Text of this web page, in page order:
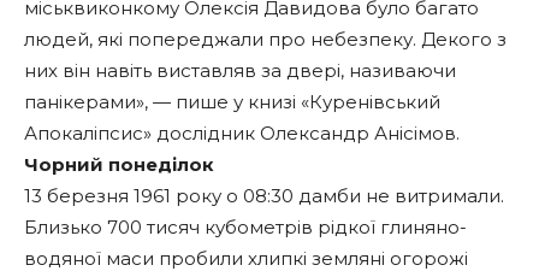
міськвиконкому Олексія Давидова було багато
людей, які попереджали про небезпеку. Декого з
них він навіть виставляв за двері, називаючи
панікерами», — пише у книзі «Куренівський
Апокаліпсис» дослідник Олександр Анісімов.
Чорний понеділок
13 березня 1961 року о 08:30 дамби не витримали.
Близько 700 тисяч кубометрів рідкої глиняно-
водяної маси пробили хлипкі земляні огорожі